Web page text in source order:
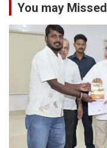
You may Missed